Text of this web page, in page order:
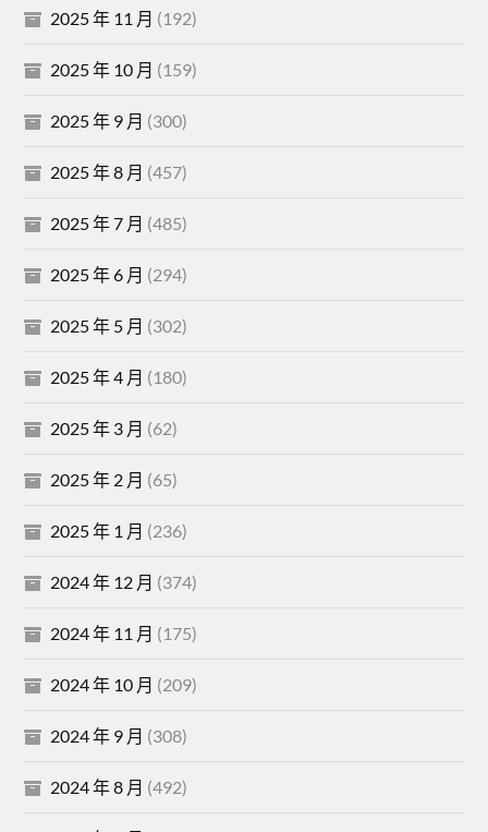
2025 年 11 月 (192)
2025 年 10 月 (159)
2025 年 9 月 (300)
2025 年 8 月 (457)
2025 年 7 月 (485)
2025 年 6 月 (294)
2025 年 5 月 (302)
2025 年 4 月 (180)
2025 年 3 月 (62)
2025 年 2 月 (65)
2025 年 1 月 (236)
2024 年 12 月 (374)
2024 年 11 月 (175)
2024 年 10 月 (209)
2024 年 9 月 (308)
2024 年 8 月 (492)